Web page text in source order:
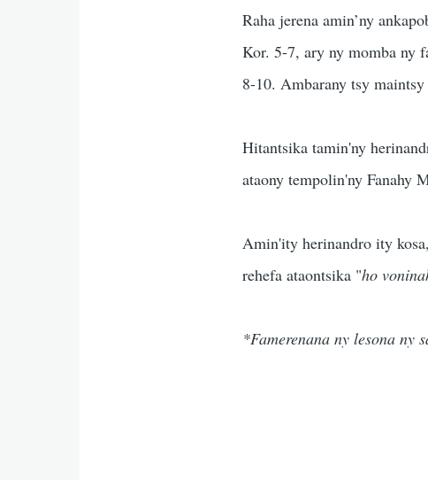
Raha jerena amin’ny
Kor. 5-7, ary ny momba ny
8-10. Ambarany tsy
Hitantsika tamin'ny
ataony tempolin'ny Fanahy
Amin'ity herinandro ity
rehefa ataontsika "ho
*Famerenana ny lesona ny